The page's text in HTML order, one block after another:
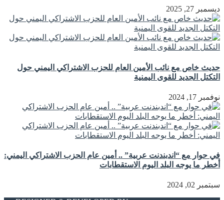
ديسمبر 27, 2025
حديث خاص مع نائب الأمين العام للحزب الاشتراكي اليمني حول
التكتل الجديد للقوى اليمنية
نوفمبر 17, 2024
في حوار مع “اندبندنت عربية” .. أمين عام الحزب الاشتراكي اليمني:
أخطر ما يوجه البلد اليوم الاستقطابات
سبتمبر 02, 2024